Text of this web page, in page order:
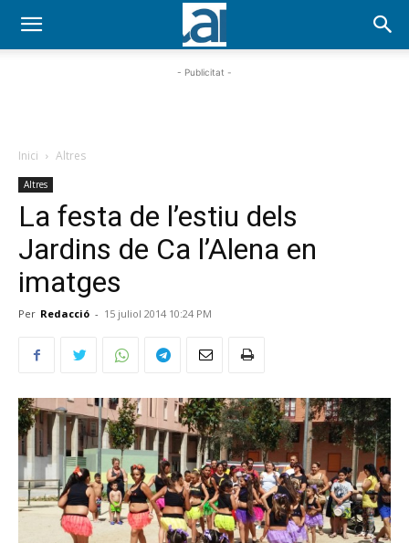
- Publicitat -
Inici Altres
Altres
La festa de l’estiu dels
Jardins de Ca l’Alena en
imatges
Per Redacció - 15 juliol 2014 10:24 PM